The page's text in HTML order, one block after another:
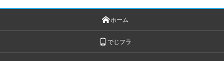
ホーム
でじフラ